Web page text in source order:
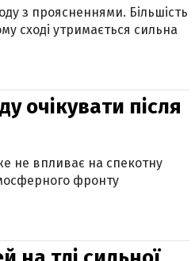
з проясненнями. Більшість
сході утримається сильна
очікувати після
не впливає на спекотну
фронту